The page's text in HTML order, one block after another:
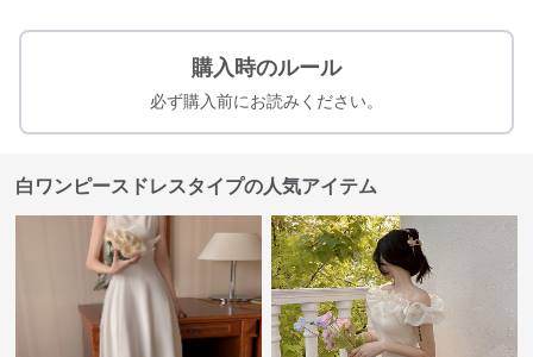
購入時のルール
必ず購入前にお読みください。
白ワンピースドレスタイプの人気アイテム